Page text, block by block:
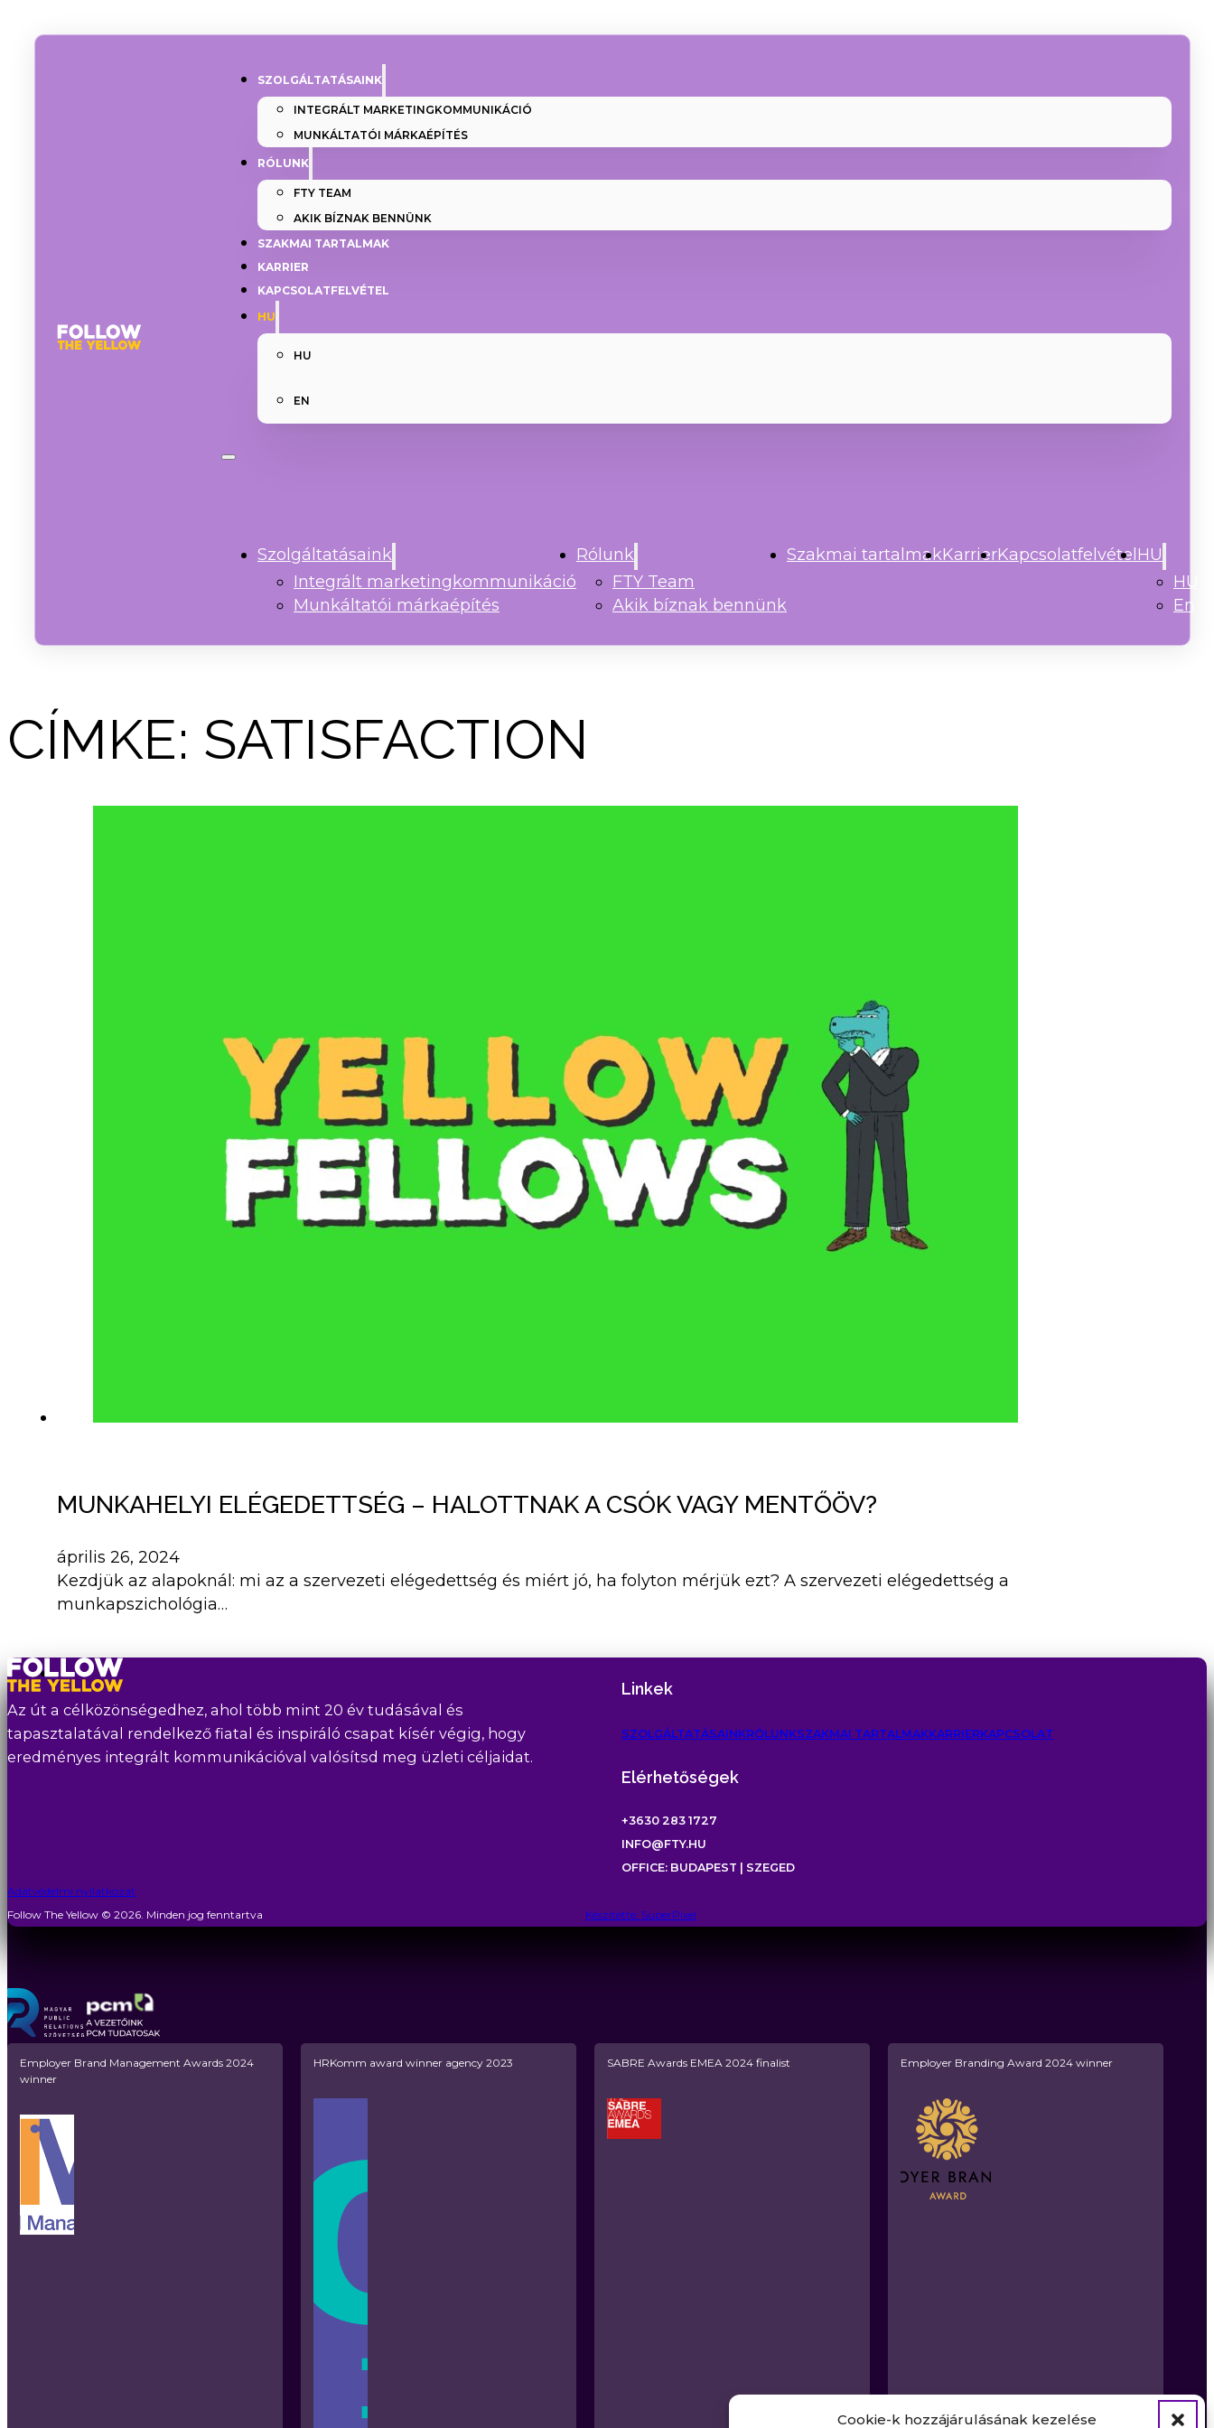
Cookie-k hozzájárulásának kezelése
SZOLGÁLTATÁSAINK
INTEGRÁLT MARKETINGKOMMUNIKÁCIÓ
MUNKÁLTATÓI MÁRKAÉPÍTÉS
RÓLUNK
FTY TEAM
AKIK BÍZNAK BENNÜNK
SZAKMAI TARTALMAK
KARRIER
KAPCSOLATFELVÉTEL
HU
HU
EN
Szolgáltatásaink
Integrált marketingkommunikáció
Munkáltatói márkaépítés
Rólunk
FTY Team
Akik bíznak bennünk
Szakmai tartalmakKarrierKapcsolatfelvételHU
HU
En
CÍMKE: SATISFACTION
MUNKAHELYI ELÉGEDETTSÉG – HALOTTNAK A CSÓK VAGY MENTŐÖV?
április 26, 2024
Kezdjük az alapoknál: mi az a szervezeti elégedettség és miért jó, ha folyton mérjük ezt? A szervezeti elégedettség a
munkapszichológia…
Az út a célközönségedhez, ahol több mint 20 év tudásával és
tapasztalatával rendelkező fiatal és inspiráló csapat kísér végig, hogy
eredményes integrált kommunikációval valósítsd meg üzleti céljaidat.
Linkek
SZOLGÁLTATÁSAINKRÓLUNKSZAKMAI TARTALMAKKARRIERKAPCSOLAT
Elérhetőségek
+3630 283 1727
INFO@FTY.HU
OFFICE: BUDAPEST | SZEGED
Adatvédelmi nyilatkozat
Follow The Yellow © 2026. Minden jog fenntartva
Készítette: SuperPixel
Employer Brand Management Awards 2024
winner
HRKomm award winner agency 2023 SABRE Awards EMEA 2024 finalist Employer Branding Award 2024 winner